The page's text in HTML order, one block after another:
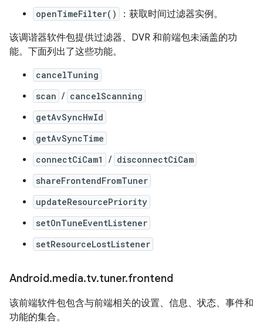
openTimeFilter()
：获取时间过滤器实例。
该调谐器软件包提供过滤器、DVR 和前端包未涵盖的功
能。下面列出了这些功能。
cancelTuning
scan / cancelScanning
getAvSyncHwId
getAvSyncTime
connectCiCam1
/ disconnectCiCam
shareFrontendFromTuner
updateResourcePriority
setOnTuneEventListener
setResourceLostListener
Android.media.tv.tuner.frontend
该前端软件包包含与前端相关的设置、信息、状态、事件和
功能的集合。